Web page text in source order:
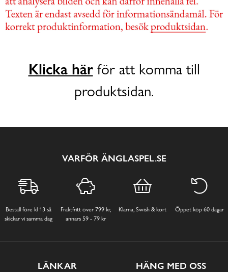
Klicka härför att komma till
produktsidan.
VARFÖR ÄNGLASPEL.SE
Beställ före kl 13 så
skickar vi samma dag
Fraktfritt över 799 kr,
annars 59 - 79 kr
Klarna, Swish & kort Öppet köp 60 dagar
LÄNKAR HÄNG MED OSS